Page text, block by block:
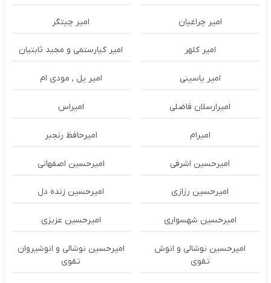
امیر چراغیان امیر چیتگر
امیر کلهر امیر کیارستمی و مجید ثابتیان
امیر یاسینی امیر یل , مودی ام
امیرارسلان فاضلی امیراس
امیرام امیرحافظ رنجبر
امیرحسین اشرفی امیرحسین اصفهانی
امیرحسین رزازی امیرحسین زنده دل
امیرحسین شهسواری امیرحسین عزیزی
امیرحسین نوشالی و انوش
تقوی
امیرحسین نوشالی و انوشیروان
تقوی